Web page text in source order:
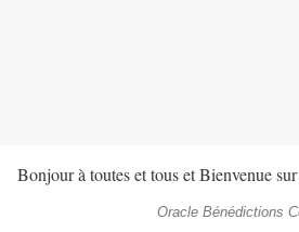
Bonjour à toutes et tous et Bienvenue
Oracle Bénédictions